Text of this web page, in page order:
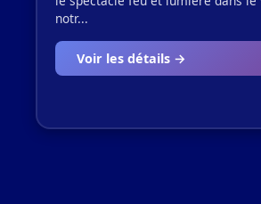
notr...
Voir les détails →